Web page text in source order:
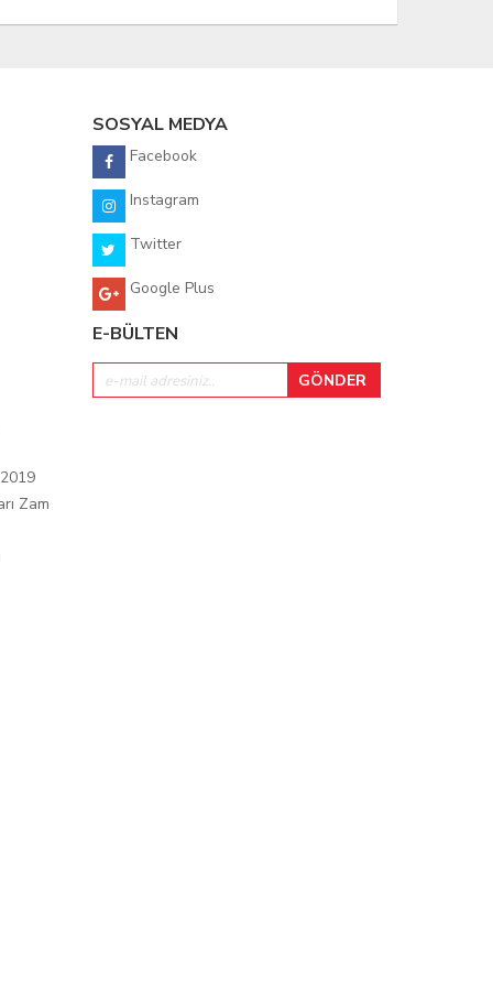
Zam
SOSYAL MEDYA
Facebook
Instagram
Twitter
Google Plus
E-BÜLTEN